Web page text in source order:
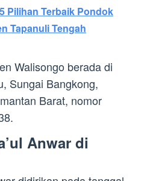
Pilihan Terbaik Pondok
Tapanuli Tengah
Walisongo berada di
Sungai Bangkong,
Barat, nomor
Anwar di